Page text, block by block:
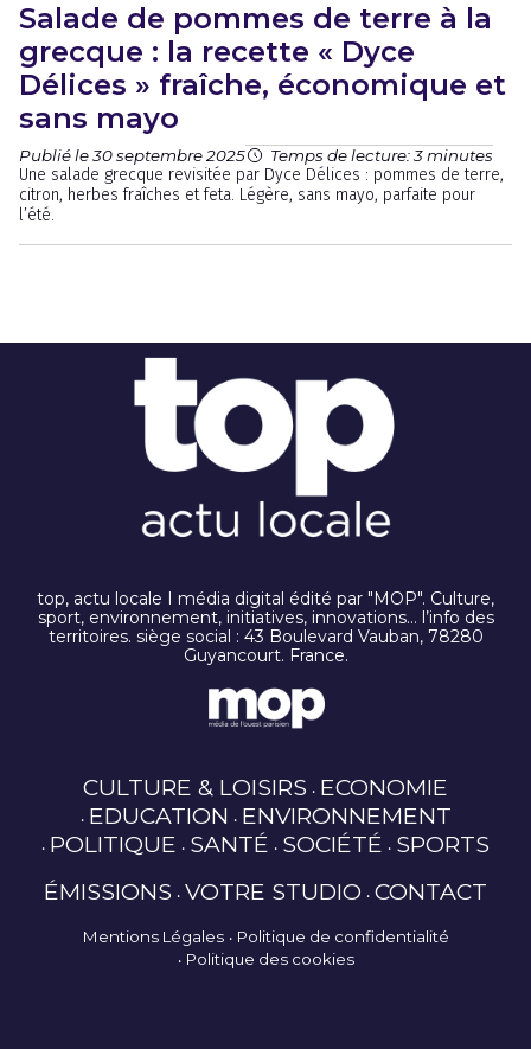
Salade de pommes de terre à la
grecque : la recette « Dyce
Délices » fraîche, économique et
sans mayo
Publié le 30 septembre 2025 Temps de lecture: 3 minutes
Une salade grecque revisitée par Dyce Délices : pommes de terre,
citron, herbes fraîches et feta. Légère, sans mayo, parfaite pour
l’été.
top, actu locale I média digital édité par "MOP". Culture,
sport, environnement, initiatives, innovations… l’info des
territoires. siège social : 43 Boulevard Vauban, 78280
Guyancourt. France.
CULTURE & LOISIRS ECONOMIE
EDUCATION ENVIRONNEMENT
POLITIQUE SANTÉ SOCIÉTÉ SPORTS
ÉMISSIONS VOTRE STUDIO CONTACT
Mentions Légales
Politique de confidentialité
Politique des cookies